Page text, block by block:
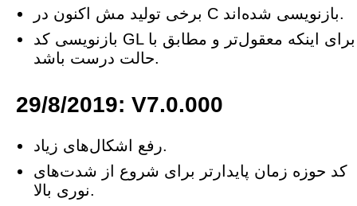
برخی تولید مش اکنون در C بازنویسی شده‌اند.
بازنویسی کد GL برای اینکه معقول‌تر و مطابق با
حالت درست باشد.
29/8/2019: V7.0.000
رفع اشکال‌های زیاد.
کد حوزه زمان پایدارتر برای شروع از شدت‌های
نوری بالا.